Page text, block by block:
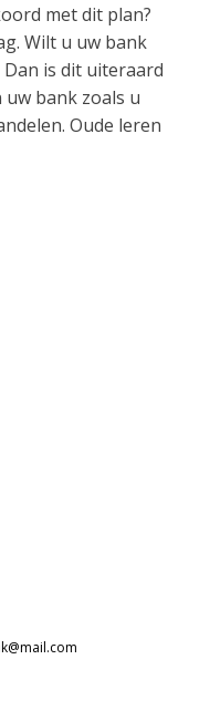
met dit plan?
Wilt u uw bank
is dit uiteraard
bank zoals u
Oude leren